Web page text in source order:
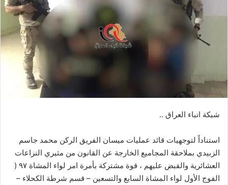
شبكة انباء العراق ..
استناداً لتوجهيات قائد عمليات ميسان الفريق الركن محمد جاسم
الزبيدي بملاحقة المجاميع الخارجة عن القانون من مثيري النزاعات
العشائرية والقبض عليهم ، قوة مشتركة بأمرة امر لواء المشاة ٩٧ (
الفوج الأول لواء المشاة السابع والتسعين – قسم شرطة الكحلاء –